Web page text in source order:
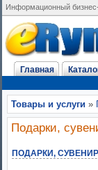
Информационный
Главная
Товары и услуги »
Подарки,
ПОДАРКИ,